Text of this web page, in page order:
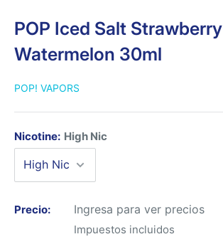
POP Iced Salt Strawberry
Watermelon 30ml
POP! VAPORS
Nicotine: High Nic
Precio: Ingresa para ver precios
Impuestos incluidos